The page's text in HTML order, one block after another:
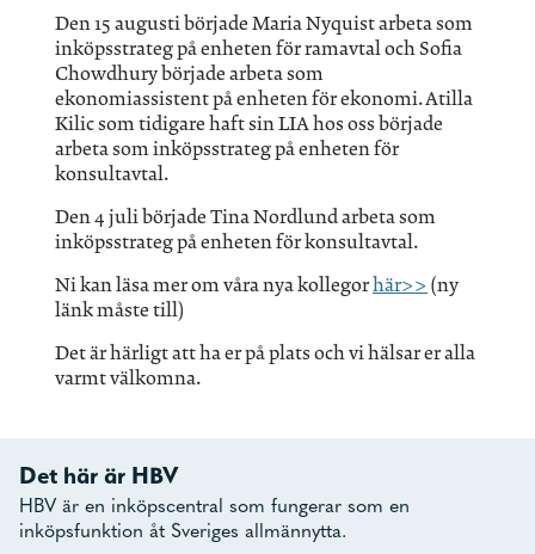
Den 15 augusti började Maria Nyquist arbeta som
inköpsstrateg på enheten för ramavtal och Sofia
Chowdhury började arbeta som
ekonomiassistent på enheten för ekonomi. Atilla
Kilic som tidigare haft sin LIA hos oss började
arbeta som inköpsstrateg på enheten för
konsultavtal.
Den 4 juli började Tina Nordlund arbeta som
inköpsstrateg på enheten för konsultavtal.
Ni kan läsa mer om våra nya kollegorhär>>(ny
länk måste till)
Det är härligt att ha er på plats och vi hälsar er alla
varmt välkomna.
Det här är HBV
HBV är en inköpscentral som fungerar som en
inköpsfunktion åt Sveriges allmännytta.